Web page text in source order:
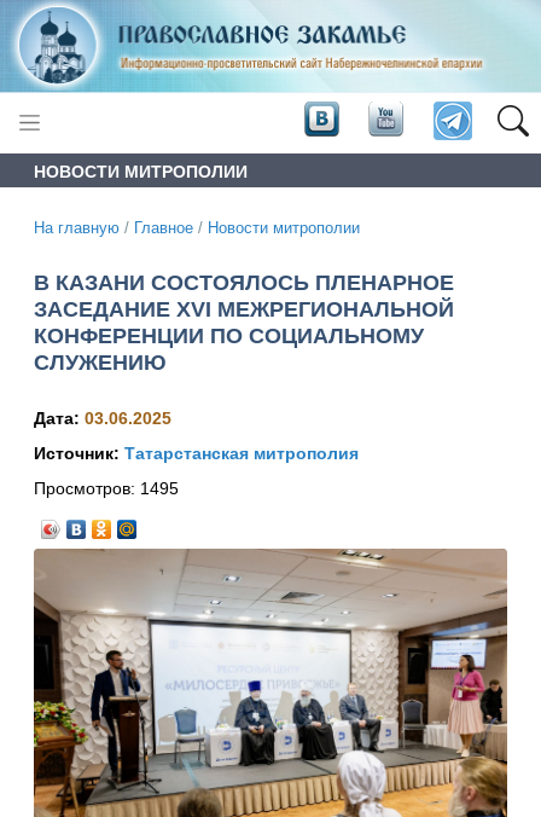
НОВОСТИ МИТРОПОЛИИ
На главную / Главное / Новости митрополии
В КАЗАНИ СОСТОЯЛОСЬ ПЛЕНАРНОЕ
ЗАСЕДАНИЕ XVI МЕЖРЕГИОНАЛЬНОЙ
КОНФЕРЕНЦИИ ПО СОЦИАЛЬНОМУ
СЛУЖЕНИЮ
Дата: 03.06.2025
Источник: Татарстанская митрополия
Просмотров: 1495